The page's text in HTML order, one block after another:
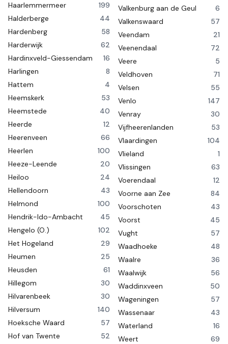
Haarlemmermeer
199
Halderberge
44
Hardenberg
58
Harderwijk
62
Hardinxveld-Giessendam
16
Harlingen
8
Hattem
4
Heemskerk
53
Heemstede
40
Heerde
12
Heerenveen
66
Heerlen
100
Heeze-Leende
20
Heiloo
24
Hellendoorn
43
Helmond
100
Hendrik-Ido-Ambacht
45
Hengelo (O.)
102
Het Hogeland
29
Heumen
25
Heusden
61
Hillegom
30
Hilvarenbeek
30
Hilversum
140
Hoeksche Waard
57
Hof van Twente
52
Valkenburg aan de Geul
6
Valkenswaard
57
Veendam
21
Veenendaal
72
Veere
5
Veldhoven
71
Velsen
55
Venlo
147
Venray
30
Vijfheerenlanden
53
Vlaardingen
104
Vlieland
1
Vlissingen
63
Voerendaal
12
Voorne aan Zee
84
Voorschoten
43
Voorst
45
Vught
57
Waadhoeke
48
Waalre
36
Waalwijk
56
Waddinxveen
50
Wageningen
57
Wassenaar
43
Waterland
16
Weert
69